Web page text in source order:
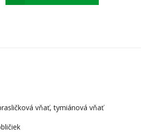
vňať, tymiánová vňať